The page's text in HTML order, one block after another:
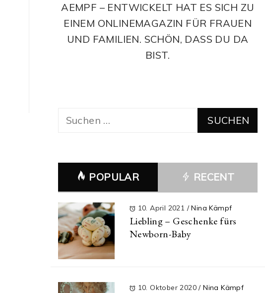
AEMPF – ENTWICKELT HAT ES SICH ZU
EINEM ONLINEMAGAZIN FÜR FRAUEN
UND FAMILIEN. SCHÖN, DASS DU DA
BIST.
Suchen
POPULAR RECENT
10. April 2021 / Nina Kämpf
Liebling – Geschenke fürs
Newborn-Baby
10. Oktober 2020/ Nina Kämpf